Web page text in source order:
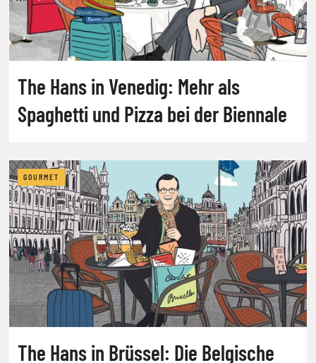
The Hans in Venedig: Mehr als
Spaghetti und Pizza bei der Biennale
GOURMET
The Hans in Brüssel: Die Belgische